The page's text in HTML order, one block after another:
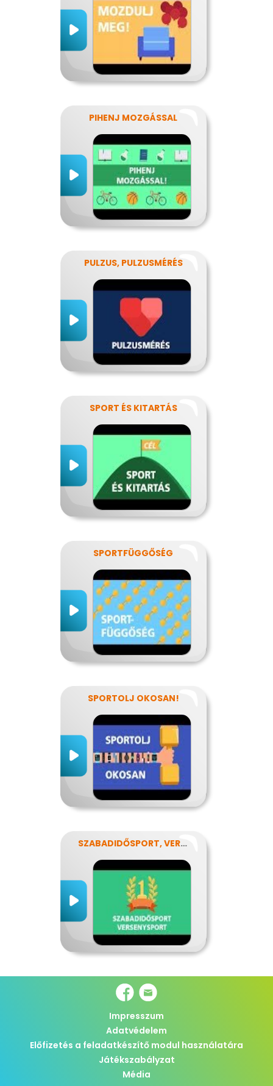
PIHENJ MOZGÁSSAL
PULZUS, PULZUSMÉRÉS
SPORT ÉS KITARTÁS
SPORTFÜGGŐSÉG
SPORTOLJ OKOSAN!
SZABADIDŐSPORT, VERSENYSPORT
Impresszum
Adatvédelem
Előfizetés a feladatkészítő modul használatára
Játékszabályzat
Média